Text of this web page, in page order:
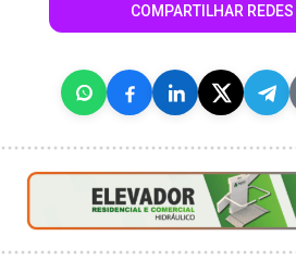
COMPARTILHAR